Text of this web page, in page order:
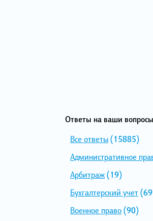
Ответы на ваши
Все ответы(15885)
Административное
Арбитраж(19)
Бухгалтерский учет
Военное право(90)